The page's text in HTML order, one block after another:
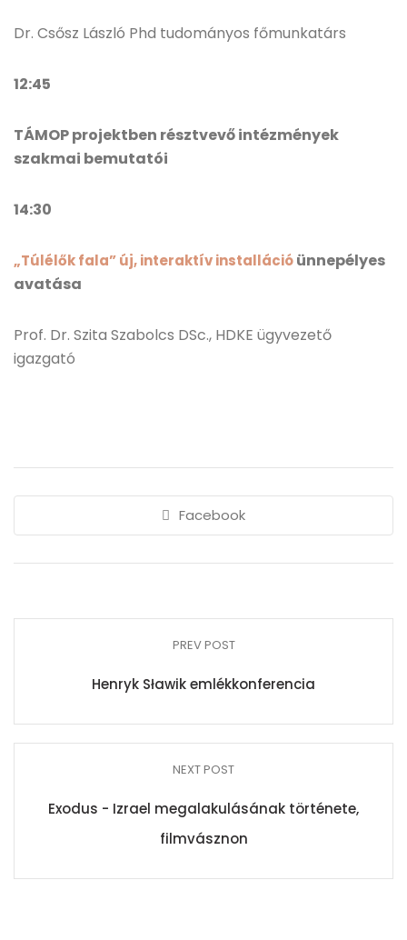
Dr. Csősz László Phd tudományos főmunkatárs
12:45
TÁMOP projektben résztvevő intézmények
szakmai bemutatói
14:30
„Túlélők fala” új, interaktív installációünnepélyes
avatása
Prof. Dr. Szita Szabolcs DSc., HDKE ügyvezető
igazgató
Facebook
PREV POST
Henryk Sławik emlékkonferencia
NEXT POST
Exodus - Izrael megalakulásának története,
filmvásznon